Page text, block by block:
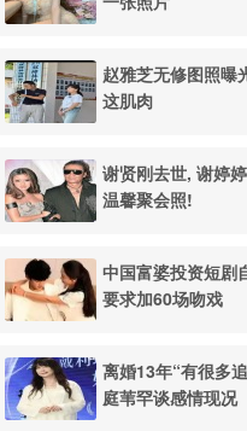
赵雅芝无修图照曝
这肌肉
谢贤刚去世, 谢婷
温馨聚会照!
中国富婆投资短剧
要求加60场吻戏
离婚13年“有很多
庭苇罕谈感情现况